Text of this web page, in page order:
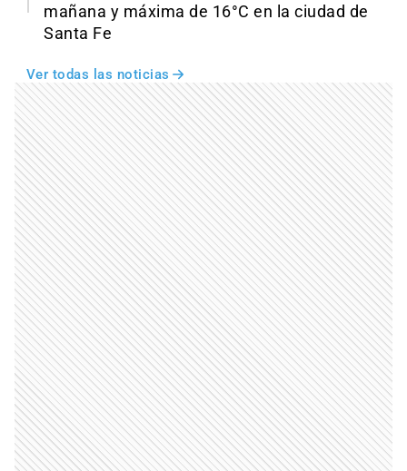
mañana y máxima de 16°C en la ciudad de
Santa Fe
Ver todas las noticias